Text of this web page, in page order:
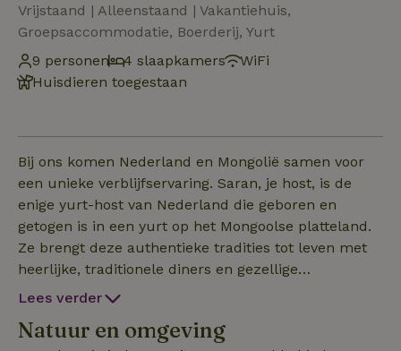
Vrijstaand | Alleenstaand | Vakantiehuis,
Groepsaccommodatie, Boerderij, Yurt
9 personen
4 slaapkamers
WiFi
Huisdieren toegestaan
Bij ons komen Nederland en Mongolië samen voor
een unieke verblijfservaring. Saran, je host, is de
enige yurt-host van Nederland die geboren en
getogen is in een yurt op het Mongoolse platteland.
Ze brengt deze authentieke tradities tot leven met
heerlijke, traditionele diners en gezellige
kookworkshops waarin je de Mongoolse keuken
gemakken: een sfeervolle woonkamer met een 2-
Lees verder
Natuur en omgeving